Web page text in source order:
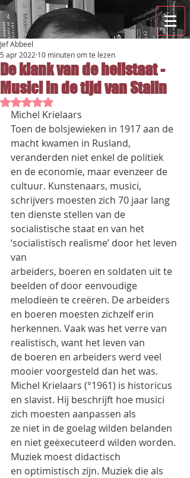
De klank van de heilstaat -
Musici in de tijd van Stalin
Jef Abbeel
5 apr 2022 10 minuten om te lezen
Beoordeeld met NaN uit 5 sterren.
Michel Krielaars
Toen de bolsjewieken in 1917 aan de
macht kwamen in Rusland,
veranderden niet enkel de politiek
en de economie, maar evenzeer de
cultuur. Kunstenaars, musici,
schrijvers moesten zich 70 jaar lang
ten dienste stellen van de
socialistische staat en van het
‘socialistisch realisme’ door het leven
van
arbeiders, boeren en soldaten uit te
beelden of door eenvoudige
melodieën te creëren. De arbeiders
en boeren moesten zichzelf erin
herkennen. Vaak was het verre van
realistisch, want het leven van
de boeren en arbeiders werd veel
mooier voorgesteld dan het was.
Michel Krielaars (°1961) is historicus
en slavist. Hij beschrijft hoe musici
zich moesten aanpassen als
ze niet in de goelag wilden belanden
en niet geëxecuteerd wilden worden.
Muziek moest didactisch
en optimistisch zijn. Muziek die als